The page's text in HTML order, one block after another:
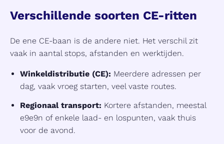
Verschillende soorten CE-ritten
De ene CE-baan is de andere niet. Het verschil zit
vaak in aantal stops, afstanden en werktijden.
Winkeldistributie (CE): Meerdere adressen per
dag, vaak vroeg starten, veel vaste routes.
Regionaal transport: Kortere afstanden, meestal
e9e9n of enkele laad- en lospunten, vaak thuis
voor de avond.